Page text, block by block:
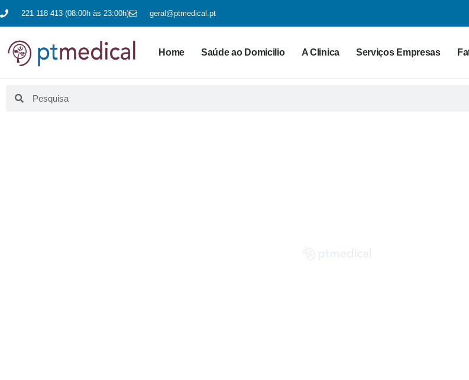
221 118 413 (08:00h às 23:00h) geral@ptmedical.pt
Home Saúde ao Domicilio A Clinica Serviços Empresas